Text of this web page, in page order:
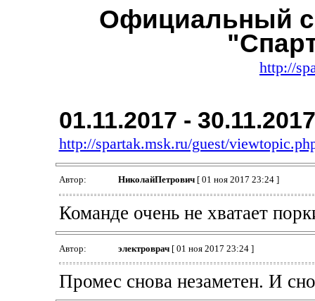
Официальный
http://
01.11.2017 - 30.11.2017
http://spartak.msk.ru/guest/
Автор: НиколайПетрович[ 01 ноя 2017 23:24 ]
Команде очень не хватает
Автор: электроврач[ 01 ноя 2017 23:24 ]
Промес снова незаметен. И